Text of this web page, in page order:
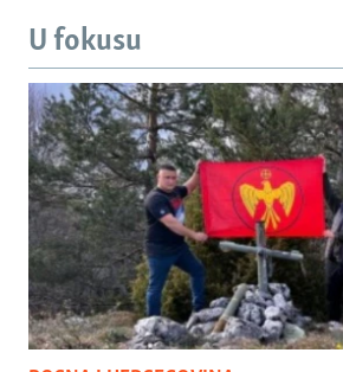
U fokusu